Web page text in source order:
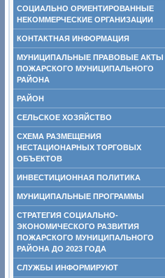
СОЦИАЛЬНО ОРИЕНТИРОВАННЫЕ
НЕКОММЕРЧЕСКИЕ ОРГАНИЗАЦИИ
КОНТАКТНАЯ ИНФОРМАЦИЯ
МУНИЦИПАЛЬНЫЕ ПРАВОВЫЕ АКТЫ
ПОЖАРСКОГО МУНИЦИПАЛЬНОГО
РАЙОНА
РАЙОН
СЕЛЬСКОЕ ХОЗЯЙСТВО
СХЕМА РАЗМЕЩЕНИЯ
НЕСТАЦИОНАРНЫХ ТОРГОВЫХ
ОБЪЕКТОВ
ИНВЕСТИЦИОННАЯ ПОЛИТИКА
МУНИЦИПАЛЬНЫЕ ПРОГРАММЫ
СТРАТЕГИЯ СОЦИАЛЬНО-
ЭКОНОМИЧЕСКОГО РАЗВИТИЯ
ПОЖАРСКОГО МУНИЦИПАЛЬНОГО
РАЙОНА ДО 2023 ГОДА
СЛУЖБЫ ИНФОРМИРУЮТ